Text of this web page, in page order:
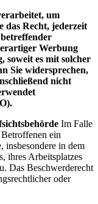
um
das Recht, jederzeit
Werbung
soweit es mit solcher
Sie widersprechen,
nicht
Im Falle
ein
insbesondere in dem
ihres Arbeitsplatzes
Das Beschwerderecht
oder